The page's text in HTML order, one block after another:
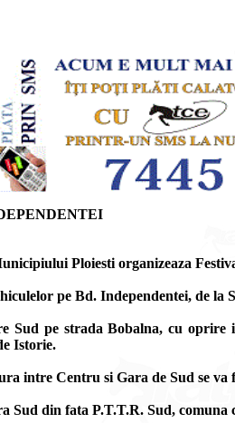
Ploiesti organizeaza
pe Bd. Independentei, de la
Sud pe strada Bobalna, cu
Istorie.
intre Centru si Gara de Sud se va
Sud din fata P.T.T.R. Sud, comuna